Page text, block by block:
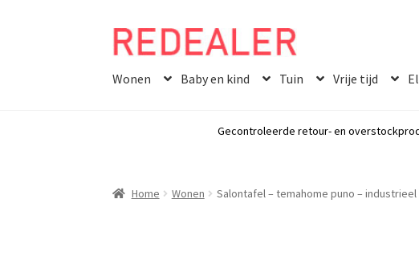
Skip
navigation
Skip
content
Wonen Baby en kind Tuin Vrije tijd
Gecontroleerde retour- en
Home Wonen Salontafel – temahome puno –